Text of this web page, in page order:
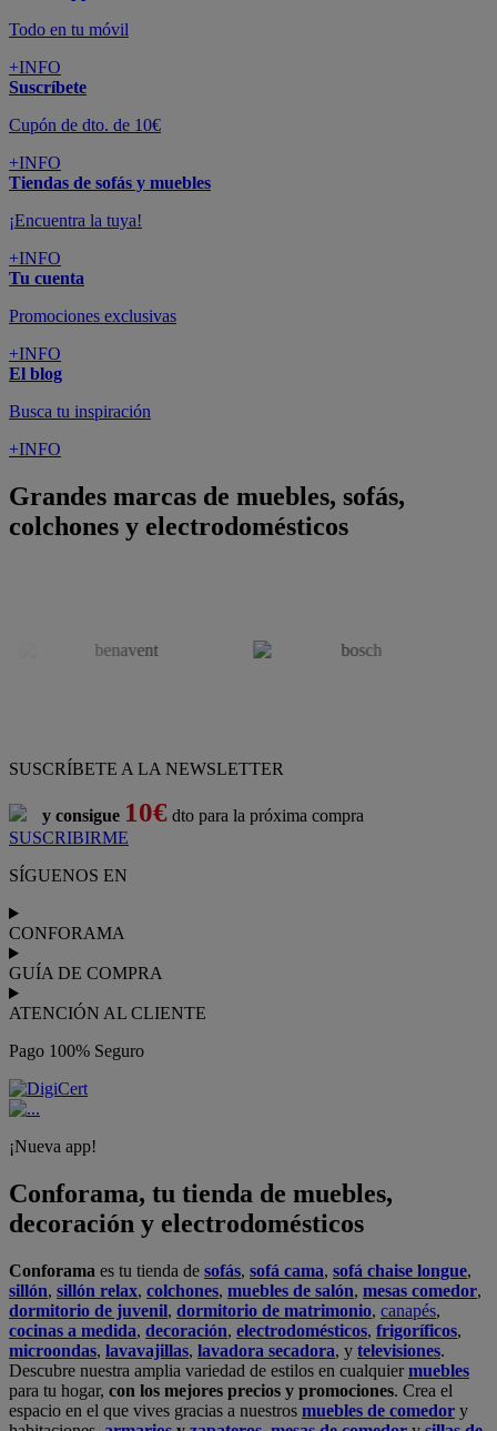
Todo en tu móvil
+INFO
Suscríbete
Cupón de dto. de 10€
+INFO
Tiendas de sofás y muebles
¡Encuentra la tuya!
+INFO
Tu cuenta
Promociones exclusivas
+INFO
El blog
Busca tu inspiración
+INFO
Grandes marcas de muebles, sofás,
colchones y electrodomésticos
SUSCRÍBETE A LA NEWSLETTER
y consigue 10€ dto para la próxima compra
SUSCRIBIRME
SÍGUENOS EN
CONFORAMA
GUÍA DE COMPRA
ATENCIÓN AL CLIENTE
Pago 100% Seguro
¡Nueva app!
Conforama, tu tienda de muebles,
decoración y electrodomésticos
Conforama es tu tienda de sofás, sofá cama, sofá chaise longue,
sillón, sillón relax, colchones, muebles de salón, mesas comedor,
dormitorio de juvenil, dormitorio de matrimonio, canapés,
cocinas a medida, decoración, electrodomésticos, frigoríficos,
microondas, lavavajillas, lavadora secadora, y televisiones.
Descubre nuestra amplia variedad de estilos en cualquiermuebles
para tu hogar, con los mejores precios y promociones. Crea el
espacio en el que vives gracias a nuestros muebles de comedor y